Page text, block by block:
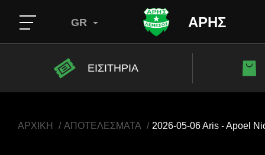
ΑΡΗΣ
GR
ΕΙΣΙΤΗΡΙΑ
ΑΡΧΙΚΗ ΑΠΟΤΕΛΕΣΜΑΤΑ 2026-05-06 Aris - Apoel